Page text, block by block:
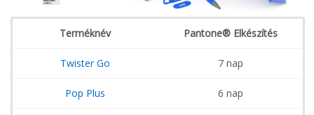
Terméknév Pantone® Elkészítés
Twister Go 7 nap
Pop Plus 6 nap